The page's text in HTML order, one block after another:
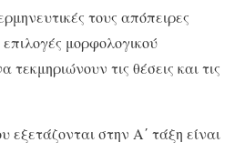
τους απόπειρες
επιλογές μορφολογικού
τις θέσεις και τις
εξετάζονται στην Α΄ τάξη είναι